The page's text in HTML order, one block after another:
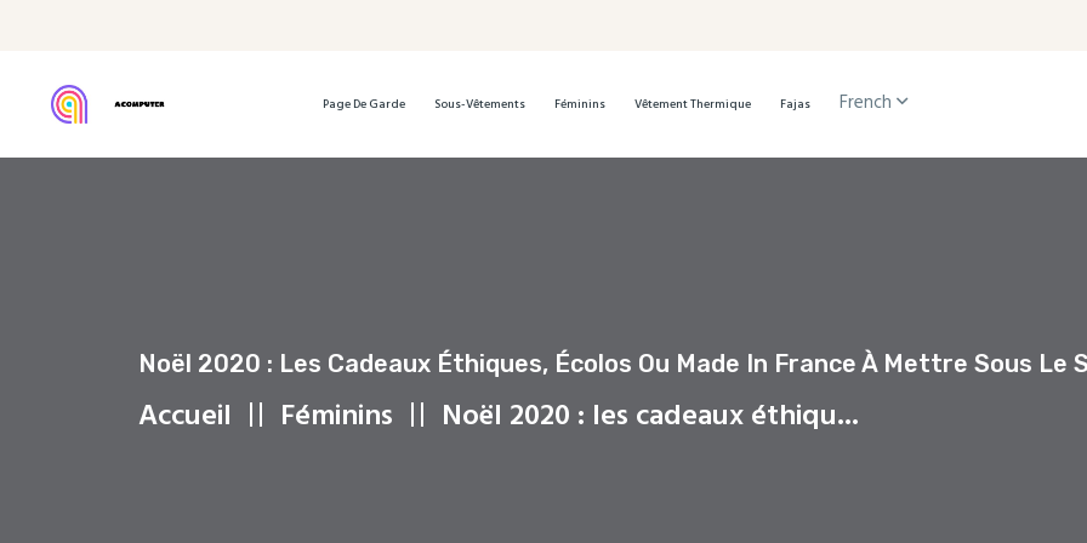
Page De Garde Sous-Vêtements Féminins Vêtement Thermique Fajas French
Noël 2020 : Les Cadeaux Éthiques, Écolos Ou Made In France À Mettre Sous Le
Accueil Féminins Noël 2020 : les cadeaux éthiqu...